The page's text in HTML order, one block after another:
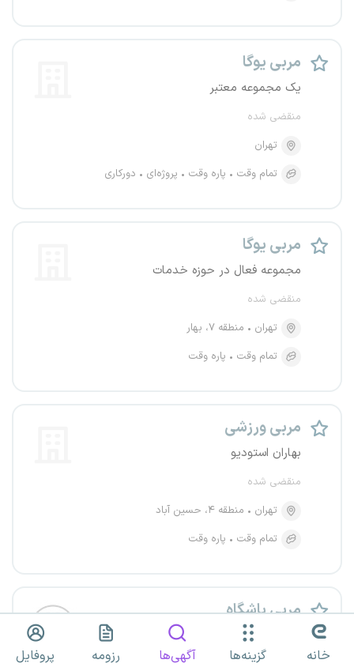
مربی یوگا
یک مجموعه معتبر
منقضی شده
تهران
تمام وقت
پاره وقت پروژه‌ای دورکاری
مربی یوگا
مجموعه فعال در حوزه خدمات
منقضی شده
تهران
منطقه ۷، بهار
تمام وقت
پاره وقت
مربی ورزشی
بهاران استودیو
منقضی شده
تهران
منطقه ۴، حسین آباد
تمام وقت
پاره وقت
مربی باشگاه
باشگاه ام بی
منقضی شده خانه گزینه‌ها آگهی‌ها رزومه پروفایل